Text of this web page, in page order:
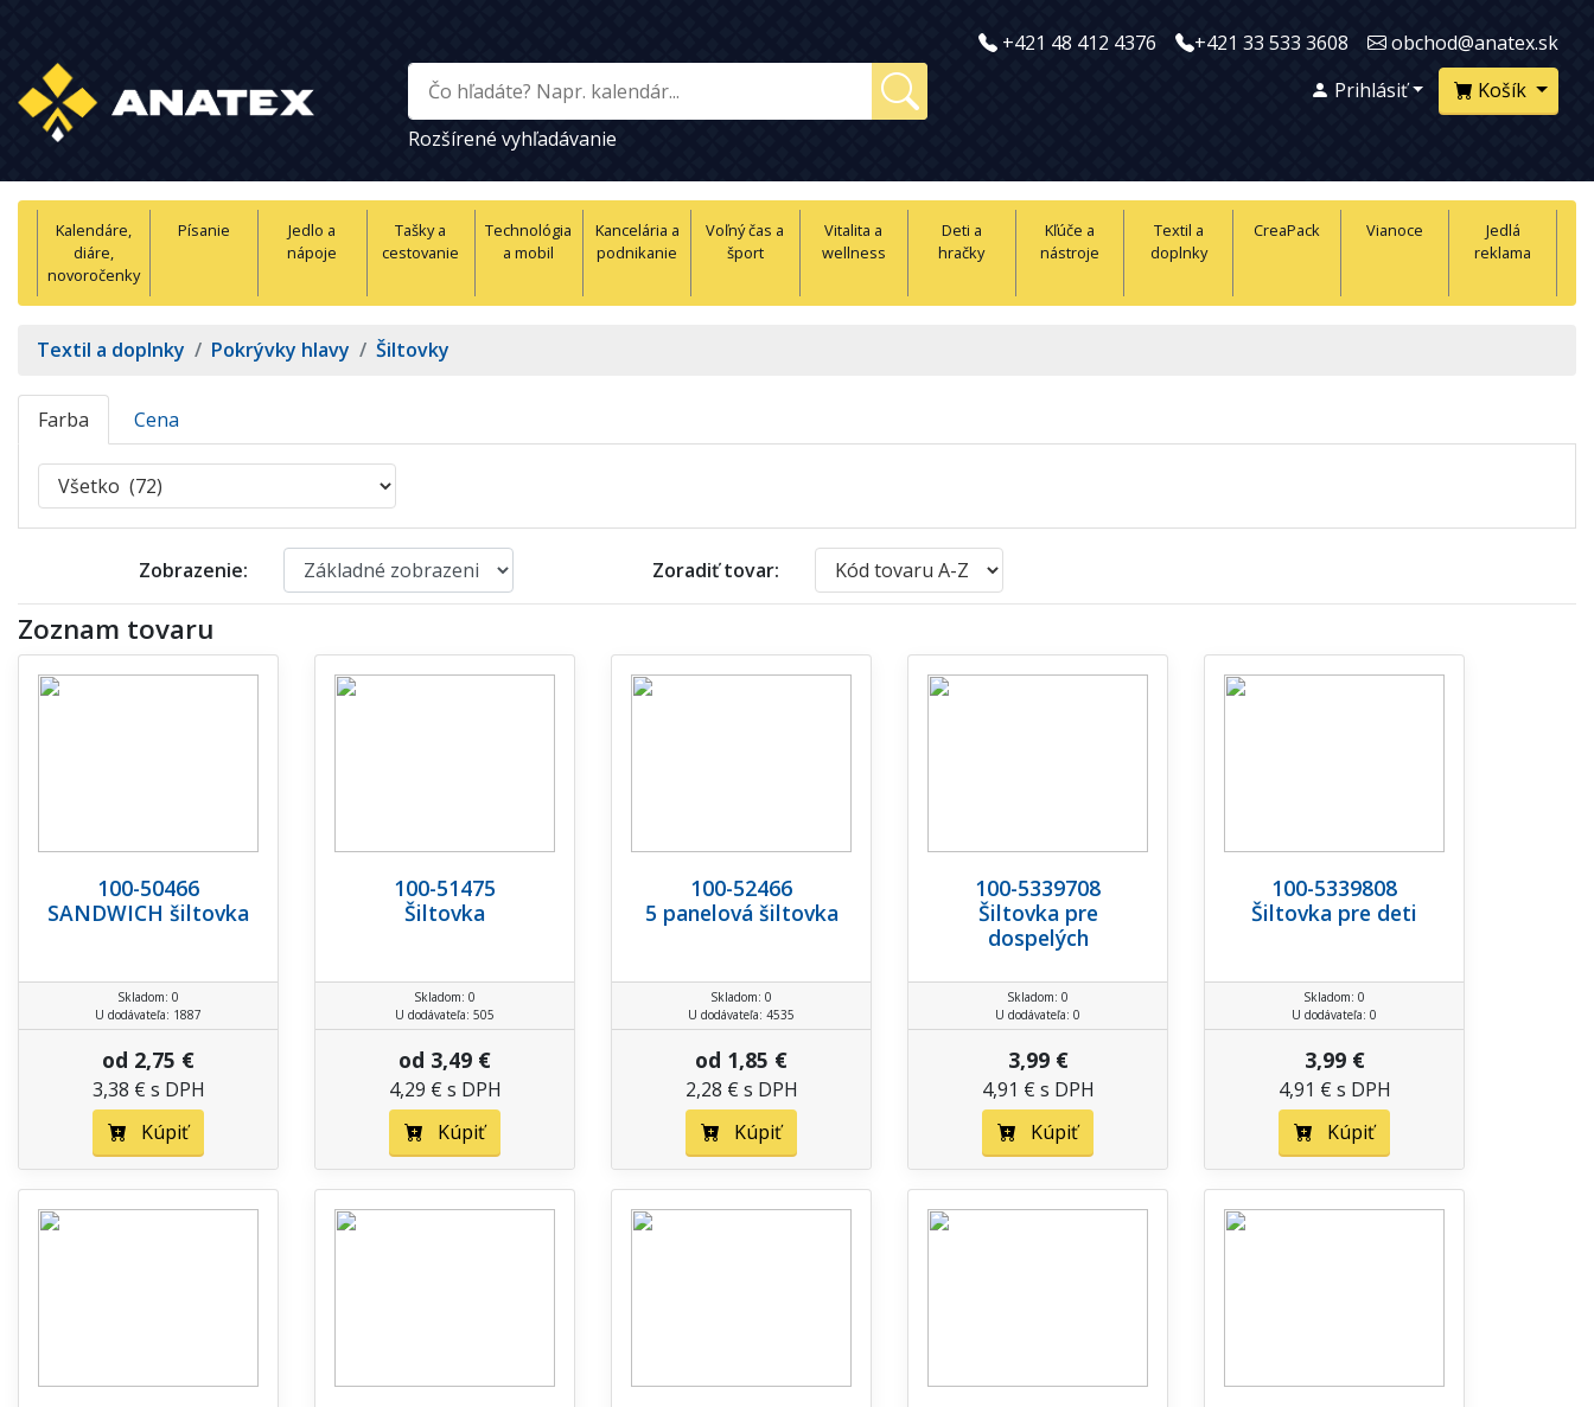
+421 48 412 4376 +421 33 533 3608 obchod@anatex.sk
Rozšírené vyhľadávanie
Košík
Prihlásiť
Kalendáre,
diáre,
novoročenky
Písanie
Jedlo a
nápoje
Tašky a
cestovanie
Technológia
a mobil
Kancelária a
podnikanie
Voľný čas a
šport
Vitalita a
wellness
Deti a
hračky
Kľúče a
nástroje
Textil a
doplnky
CreaPack Vianoce
Jedlá
reklama
Textil a doplnky / Pokrývky hlavy / Šiltovky
Farba Cena
Zobrazenie: Zoradiť tovar:
Zoznam tovaru
100-50466
SANDWICH šiltovka
Skladom: 0
U dodávateľa: 1887
od 2,75 €
3,38 € s DPH
Kúpiť
100-51475
Šiltovka
Skladom: 0
U dodávateľa: 505
od 3,49 €
4,29 € s DPH
Kúpiť
100-52466
5 panelová šiltovka
Skladom: 0
U dodávateľa: 4535
od 1,85 €
2,28 € s DPH
Kúpiť
100-5339708
Šiltovka pre
dospelých
Skladom: 0
U dodávateľa: 0
3,99 €
4,91 € s DPH
Kúpiť
100-5339808
Šiltovka pre deti
Skladom: 0
U dodávateľa: 0
3,99 €
4,91 € s DPH
Kúpiť